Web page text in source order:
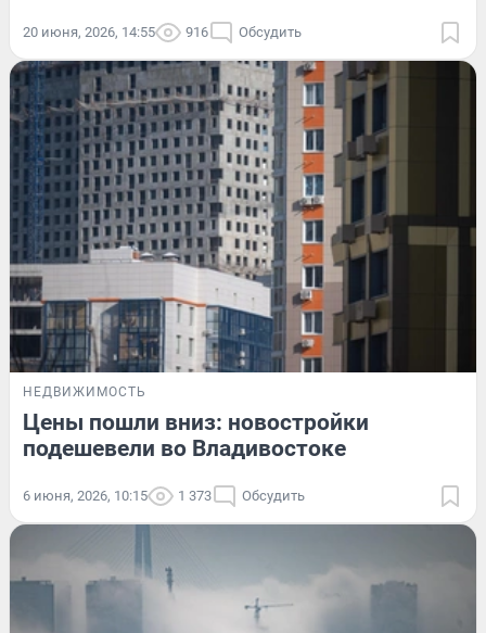
20 июня, 2026, 14:55 916 Обсудить
НЕДВИЖИМОСТЬ
Цены пошли вниз: новостройки
подешевели во Владивостоке
6 июня, 2026, 10:15 1 373 Обсудить